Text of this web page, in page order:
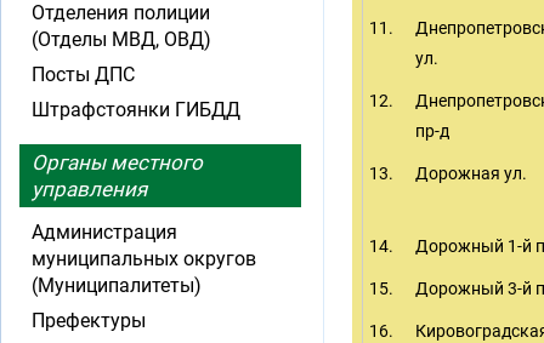
11.
ул.
12.
пр-д
13. Дорожная ул.
14. Дорожный 1-й
15. Дорожный 3-й
16.
Отделения полиции
(Отделы МВД, ОВД)
Посты ДПС
Штрафстоянки ГИБДД
Органы местного
управления
Администрация
муниципальных округов
(Муниципалитеты)
Префектуры